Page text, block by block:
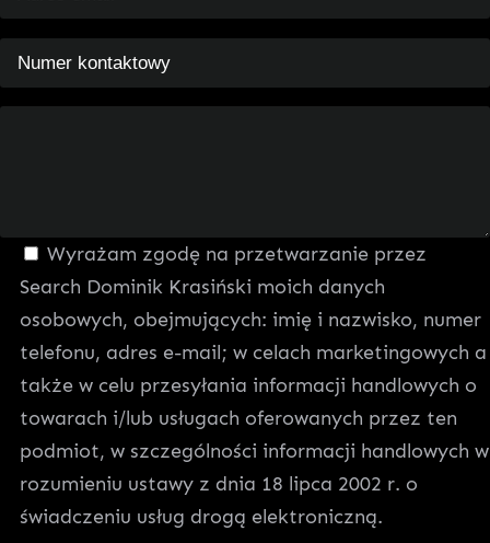
Wyrażam zgodę na przetwarzanie przez
Search Dominik Krasiński moich danych
osobowych, obejmujących: imię i nazwisko, numer
telefonu, adres e-mail; w celach marketingowych a
także w celu przesyłania informacji handlowych o
towarach i/lub usługach oferowanych przez ten
podmiot, w szczególności informacji handlowych w
rozumieniu ustawy z dnia 18 lipca 2002 r. o
świadczeniu usług drogą elektroniczną.